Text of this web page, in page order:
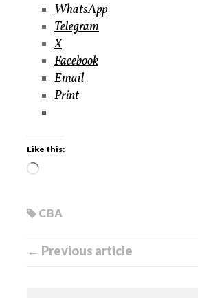
WhatsApp
Telegram
X
Facebook
Email
Print
Like this:
CBA
← Previous article